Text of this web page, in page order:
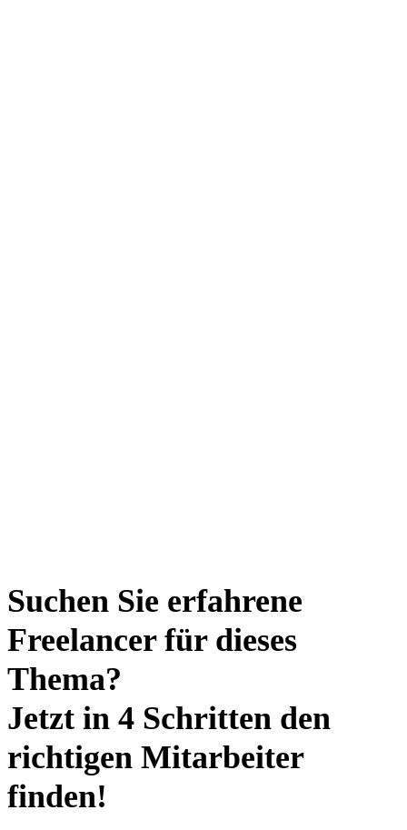
Suchen Sie erfahrene
Freelancer für dieses
Thema?
Jetzt in 4 Schritten den
richtigen Mitarbeiter
finden!